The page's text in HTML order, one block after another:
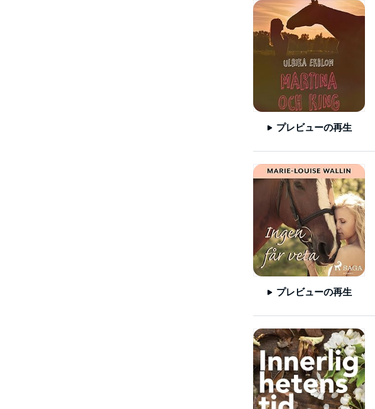
プレビューの再生
プレビューの再生